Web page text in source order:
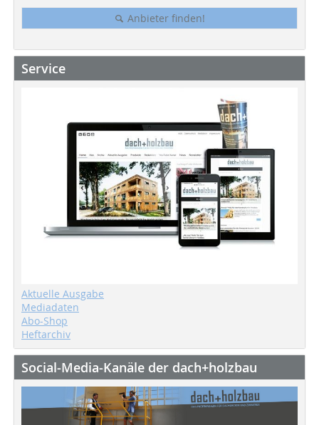
Anbieter finden!
Service
Aktuelle Ausgabe
Mediadaten
Abo-Shop
Heftarchiv
Social-Media-Kanäle der dach+holzbau